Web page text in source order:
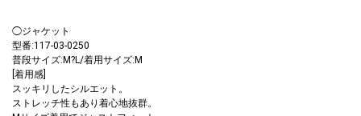
◯ジャケット
型番:117-03-0250
普段サイズ:M?L/着用サイズ:M
[着用感]
スッキリしたシルエット。
ストレッチ性もあり着心地抜群。